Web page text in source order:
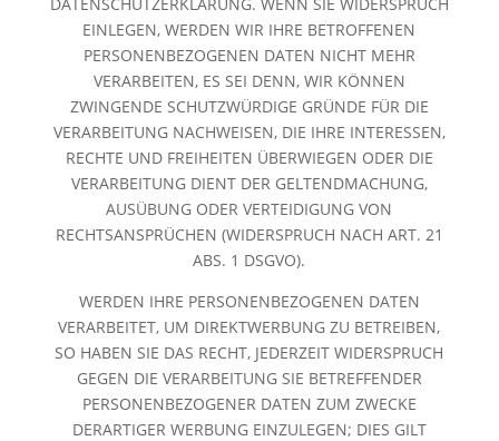
EINLEGEN, WERDEN WIR IHRE BETROFFENEN
PERSONENBEZOGENEN DATEN NICHT MEHR
VERARBEITEN, ES SEI DENN, WIR KÖNNEN
ZWINGENDE SCHUTZWÜRDIGE GRÜNDE FÜR DIE
VERARBEITUNG NACHWEISEN, DIE IHRE INTERESSEN,
RECHTE UND FREIHEITEN ÜBERWIEGEN ODER DIE
VERARBEITUNG DIENT DER GELTENDMACHUNG,
AUSÜBUNG ODER VERTEIDIGUNG VON
RECHTSANSPRÜCHEN (WIDERSPRUCH NACH ART. 21
ABS. 1 DSGVO).
WERDEN IHRE PERSONENBEZOGENEN DATEN
VERARBEITET, UM DIREKTWERBUNG ZU BETREIBEN,
SO HABEN SIE DAS RECHT, JEDERZEIT WIDERSPRUCH
GEGEN DIE VERARBEITUNG SIE BETREFFENDER
PERSONENBEZOGENER DATEN ZUM ZWECKE
DERARTIGER WERBUNG EINZULEGEN; DIES GILT